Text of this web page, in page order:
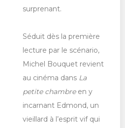
surprenant.
Séduit dès la première
lecture par le scénario,
Michel Bouquet revient
au cinéma dans La
petite chambreen y
incarnant Edmond, un
vieillard à l’esprit vif qui